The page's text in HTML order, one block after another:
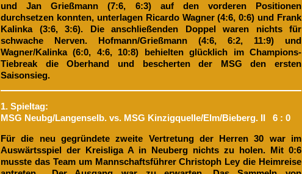
und Jan Grießmann (7:6, 6:3) auf den vorderen Positionen
durchsetzen konnten, unterlagen Ricardo Wagner (4:6, 0:6) und Frank
Kalinka (3:6, 3:6). Die anschließenden Doppel waren nichts für
schwache Nerven. Hofmann/Grießmann (4:6, 6:2, 11:9) und
Wagner/Kalinka (6:0, 4:6, 10:8) behielten glücklich im Champions-
Tiebreak die Oberhand und bescherten der MSG den ersten
Saisonsieg.
1. Spieltag:
MSG Neubg/Langenselb. vs. MSG Kinzigquelle/Elm/Bieberg. II 6 : 0
Für die neu gegründete zweite Vertretung der Herren 30 war im
Auswärtsspiel der Kreisliga A in Neuberg nichts zu holen. Mit 0:6
musste das Team um Mannschaftsführer Christoph Ley die Heimreise